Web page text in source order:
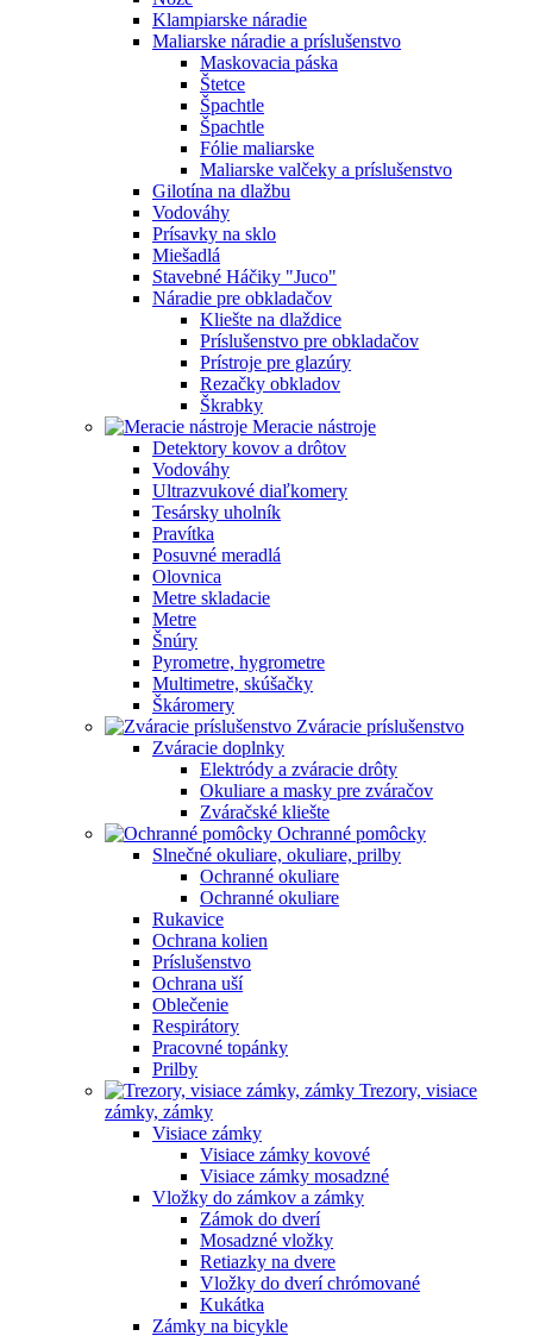
Klampiarske náradie
Maliarske náradie a príslušenstvo
Maskovacia páska
Štetce
Špachtle
Špachtle
Fólie maliarske
Maliarske valčeky a príslušenstvo
Gilotína na dlažbu
Vodováhy
Prísavky na sklo
Miešadlá
Stavebné Háčiky "Juco"
Náradie pre obkladačov
Kliešte na dlaždice
Príslušenstvo pre obkladačov
Prístroje pre glazúry
Rezačky obkladov
Škrabky
Meracie nástroje
Detektory kovov a drôtov
Vodováhy
Ultrazvukové diaľkomery
Tesársky uholník
Pravítka
Posuvné meradlá
Olovnica
Metre skladacie
Metre
Šnúry
Pyrometre, hygrometre
Multimetre, skúšačky
Škáromery
Zváracie príslušenstvo
Zváracie doplnky
Elektródy a zváracie drôty
Okuliare a masky pre zváračov
Zváračské kliešte
Ochranné pomôcky
Slnečné okuliare, okuliare, prilby
Ochranné okuliare
Ochranné okuliare
Rukavice
Ochrana kolien
Príslušenstvo
Ochrana uší
Oblečenie
Respirátory
Pracovné topánky
Prilby
Trezory, visiace
zámky, zámky
Visiace zámky
Visiace zámky kovové
Visiace zámky mosadzné
Vložky do zámkov a zámky
Zámok do dverí
Mosadzné vložky
Retiazky na dvere
Vložky do dverí chrómované
Kukátka
Zámky na bicykle